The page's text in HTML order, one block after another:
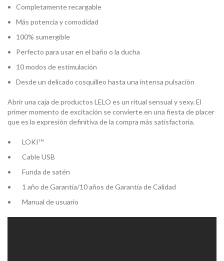
Completamente recargable
Más potencia y comodidad
100% sumergible
Perfecto para usar en el baño o la ducha
10 modos de estimulación
Desde un delicado cosquilleo hasta una intensa pulsación
Abrir una caja de productos LELO es un ritual sensual y sexy. El
primer momento de excitación se convierte en una fiesta de placer
que es la expresión definitiva de la compra más satisfactoria.
LOKI™
Cable USB
Funda de satén
1 año de Garantía/10 años de Garantía de Calidad
Manual de usuario